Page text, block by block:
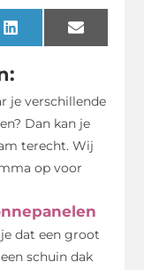
LinkedInEmail
je verschillende
Dan kan je
terecht. Wij
op voor
dat een groot
schuin dak